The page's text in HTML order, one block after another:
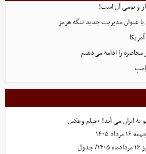
و بومی آن است!
عنوان مدیریت جدید تنگه هرمز
محاصره را ادامه می‌دهیم
به ایران می آید! +فیلم وعکس
۱۴۰۵